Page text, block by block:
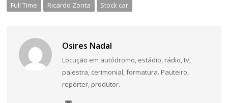
Full Time Ricardo Zonta Stock car
Osires Nadal
Locução em autódromo, estádio, rádio, tv,
palestra, cerimonial, formatura. Pauteiro,
repórter, produtor.